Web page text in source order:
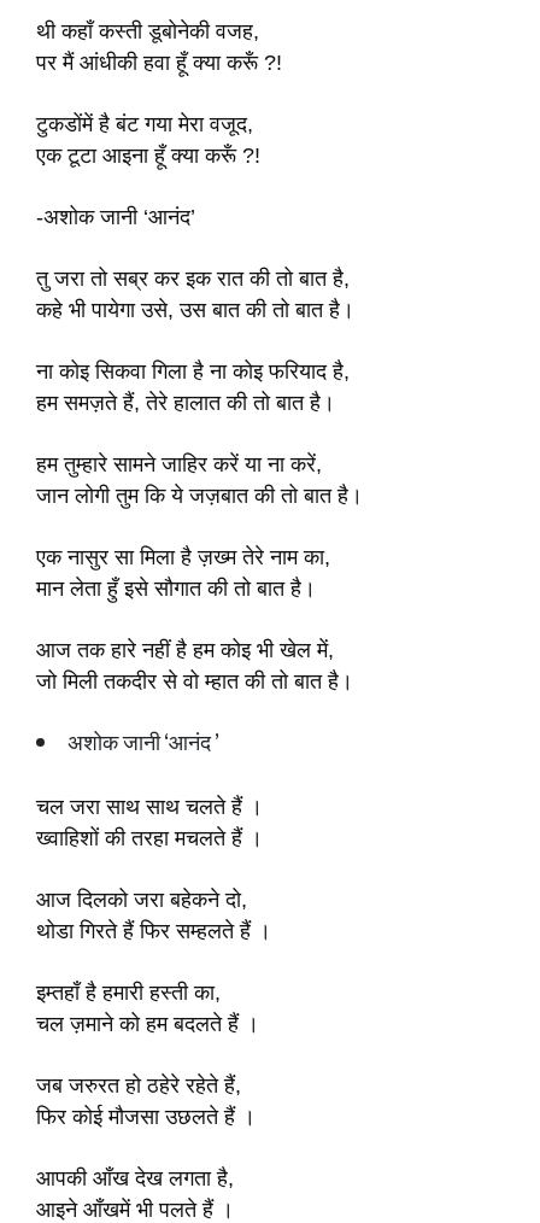
थी कहाँ कस्ती डूबोनेकी वजह,
पर मैं आंधीकी हवा हूँ क्या करूँ ?!
टुकडोंमें है बंट गया मेरा वजूद,
एक टूटा आइना हूँ क्या करूँ ?!
-अशोक जानी ‘आनंद’
तु जरा तो सब्र कर इक रात की तो बात है,
कहे भी पायेगा उसे, उस बात की तो बात है।
ना कोइ सिकवा गिला है ना कोइ फरियाद है,
हम समज़ते हैं, तेरे हालात की तो बात है।
हम तुम्हारे सामने जाहिर करें या ना करें,
जान लोगी तुम कि ये जज़बात की तो बात है।
एक नासुर सा मिला है ज़ख्म तेरे नाम का,
मान लेता हुँ इसे सौगात की तो बात है।
आज तक हारे नहीं है हम कोइ भी खेल में,
जो मिली तकदीर से वो म्हात की तो बात है।
अशोक जानी ‘आनंद ’
चल जरा साथ साथ चलते हैं ।
ख्वाहिशों की तरहा मचलते हैं ।
आज दिलको जरा बहेकने दो,
थोडा गिरते हैं फिर सम्हलते हैं ।
इम्तहाँ है हमारी हस्ती का,
चल ज़माने को हम बदलते हैं ।
जब जरुरत हो ठहेरे रहेते हैं,
फिर कोई मौजसा उछलते हैं ।
आपकी आँख देख लगता है,
आइने आँखमें भी पलते हैं ।